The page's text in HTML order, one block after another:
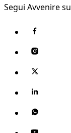
Segui Avvenire su